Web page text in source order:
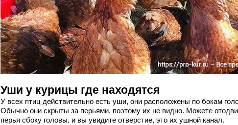
Уши у курицы где находятся
У всех птиц действительно есть уши, они расположены по бокам
Обычно они скрыты за перьями, поэтому их не видно. Можете
перья сбоку головы, и вы увидите отверстие, это их ушной канал.